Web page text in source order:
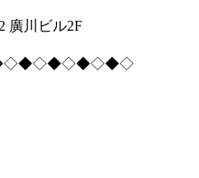
廣川ビル2F